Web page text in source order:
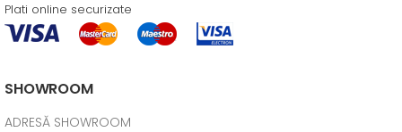
Plati online securizate
SHOWROOM
ADRESĂ SHOWROOM